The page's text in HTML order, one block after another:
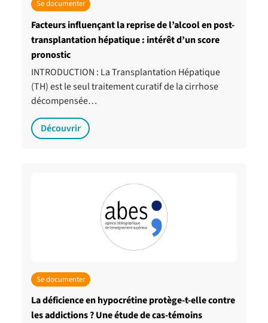
Se documenter
Facteurs influençant la reprise de l’alcool en post-
transplantation hépatique : intérêt d’un score
pronostic
INTRODUCTION : La Transplantation Hépatique
(TH) est le seul traitement curatif de la cirrhose
décompensée…
Découvrir
Se documenter
La déficience en hypocrétine protège-t-elle contre
les addictions ? Une étude de cas-témoins